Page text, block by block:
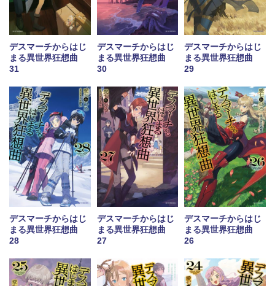
デスマーチからはじ
まる異世界狂想曲
31
デスマーチからはじ
まる異世界狂想曲
30
デスマーチからはじ
まる異世界狂想曲
29
デスマーチからはじ
まる異世界狂想曲
28
デスマーチからはじ
まる異世界狂想曲
27
デスマーチからはじ
まる異世界狂想曲
26